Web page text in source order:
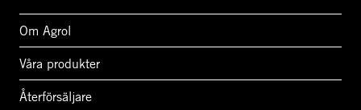
Om Agrol
Våra produkter
Återförsäljare